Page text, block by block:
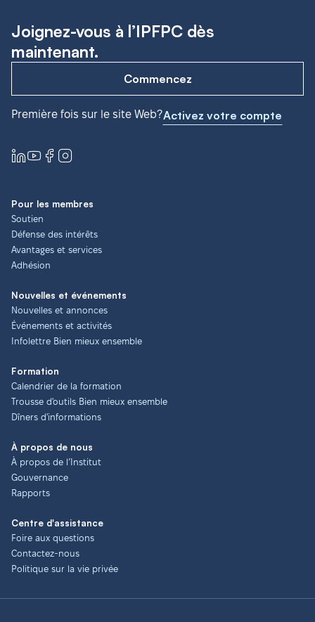
Joignez-vous à l’IPFPC dès
maintenant.
Commencez
Première fois sur le site Web?Activez votre compte
Pour les membres
Soutien
Défense des intérêts
Avantages et services
Adhésion
Nouvelles et événements
Nouvelles et annonces
Événements et activités
Infolettre Bien mieux ensemble
Formation
Calendrier de la formation
Trousse d'outils Bien mieux ensemble
Dîners d'informations
À propos de nous
À propos de l’Institut
Gouvernance
Rapports
Centre d'assistance
Foire aux questions
Contactez-nous
Politique sur la vie privée